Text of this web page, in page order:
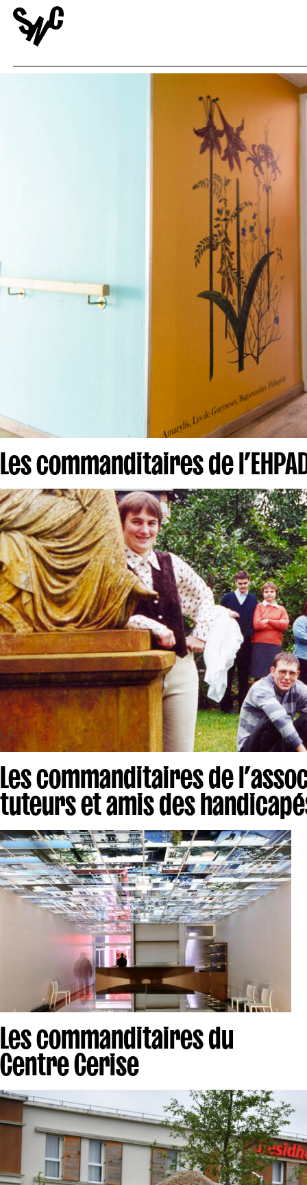
Les commanditaires de
Les commanditaires de
tuteurs et amis des
Les commanditaires du
Centre Cerise